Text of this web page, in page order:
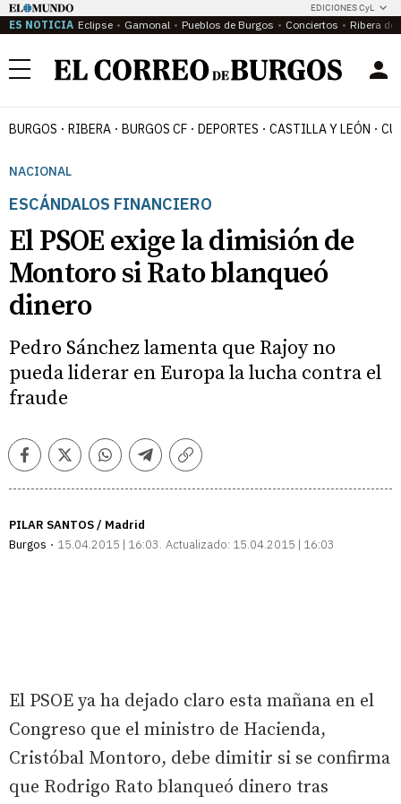
EDICIONES CyL
ES NOTICIA Eclipse Gamonal Pueblos de Burgos Conciertos Ribera del
Menú
BURGOS RIBERA BURGOS CF DEPORTES CASTILLA Y LEÓN
NACIONAL
ESCÁNDALOS FINANCIERO
El PSOE exige la dimisión de
Montoro si Rato blanqueó
dinero
Pedro Sánchez lamenta que Rajoy no
pueda liderar en Europa la lucha contra el
fraude
FacebookTwitterWhatsappTelegramCopiar
PILAR SANTOS / Madrid
Burgos
15.04.2015 | 16:03 Actualizado: 15.04.2015 | 16:03
El PSOE ya ha dejado claro esta mañana en el
Congreso que el ministro de Hacienda,
Cristóbal Montoro, debe dimitir si se confirma
que Rodrigo Rato blanqueó dinero tras